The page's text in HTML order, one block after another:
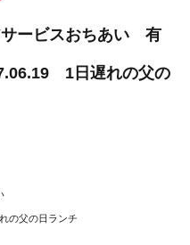
ービスおちあい 有
1日遅れの父の
の父の日ランチ